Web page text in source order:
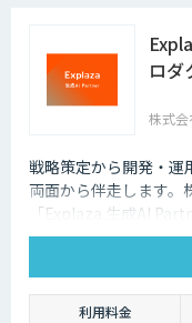
ロダ
株式会
戦略策定から開発・運
両面から伴走します。
「Explaza 生成AI
PoC（実証実験）にと
高品質・安心なAIプ
レベルのセキュリティ
します。利用料金